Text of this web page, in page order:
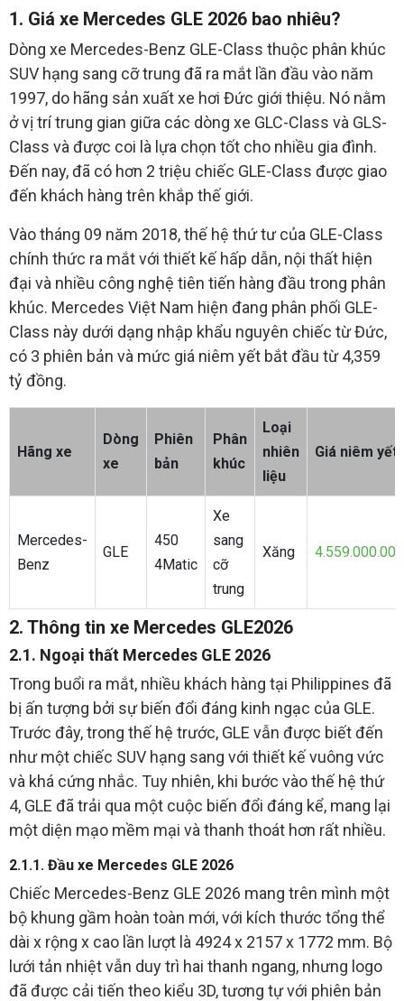
1. Giá xe Mercedes GLE 2026 bao nhiêu?
Dòng xe Mercedes-Benz GLE-Class thuộc phân khúc
SUV hạng sang cỡ trung đã ra mắt lần đầu vào năm
1997, do hãng sản xuất xe hơi Đức giới thiệu. Nó nằm
ở vị trí trung gian giữa các dòng xe GLC-Class và GLS-
Class và được coi là lựa chọn tốt cho nhiều gia đình.
Đến nay, đã có hơn 2 triệu chiếc GLE-Class được giao
đến khách hàng trên khắp thế giới.
Vào tháng 09 năm 2018, thế hệ thứ tư của GLE-Class
chính thức ra mắt với thiết kế hấp dẫn, nội thất hiện
đại và nhiều công nghệ tiên tiến hàng đầu trong phân
khúc. Mercedes Việt Nam hiện đang phân phối GLE-
Class này dưới dạng nhập khẩu nguyên chiếc từ Đức,
có 3 phiên bản và mức giá niêm yết bắt đầu từ 4,359
tỷ đồng.
Hãng xe
Dòng
xe
Phiên
bản
Phân
khúc
Loại
nhiên
liệu
Giá niêm yết
Mercedes-
Benz
GLE
450
4Matic
Xe
sang
cỡ
trung
Xăng 4.559.000.000
2. Thông tin xe Mercedes GLE2026
2.1. Ngoại thất Mercedes GLE 2026
Trong buổi ra mắt, nhiều khách hàng tại Philippines đã
bị ấn tượng bởi sự biến đổi đáng kinh ngạc của GLE.
Trước đây, trong thế hệ trước, GLE vẫn được biết đến
như một chiếc SUV hạng sang với thiết kế vuông vức
và khá cứng nhắc. Tuy nhiên, khi bước vào thế hệ thứ
4, GLE đã trải qua một cuộc biến đổi đáng kể, mang lại
một diện mạo mềm mại và thanh thoát hơn rất nhiều.
2.1.1. Đầu xe Mercedes GLE 2026
Chiếc Mercedes-Benz GLE 2026 mang trên mình một
bộ khung gầm hoàn toàn mới, với kích thước tổng thể
dài x rộng x cao lần lượt là 4924 x 2157 x 1772 mm. Bộ
lưới tản nhiệt vẫn duy trì hai thanh ngang, nhưng logo
đã được cải tiến theo kiểu 3D, tương tự với phiên bản